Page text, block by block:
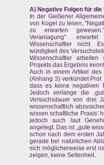
A) Negative Folgen für
In der Gießener
von Kogel zu lesen,
zu erwarten
Veranlagung"
Wissenschaftler nicht.
würdigkeit des
Wissenschaftler
Projekts das Ergebnis
Auch in einem Artikel des
(Anhang 3) verkündet
dass es keine negativen
Jedoch verlange die
Versuchsdauer von drei
wissenschaftlich
wissen schaftliche Praxis’
jedoch auch laut
angelegt. Das ist „gute
schon nach dem ersten
gerade bei natürlichen
sich möglicherweise erst
zeigen, keine Seltenheit.